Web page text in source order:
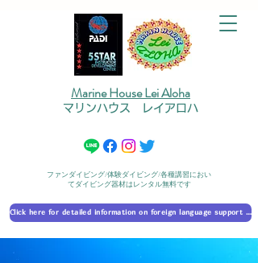
Marine House Lei Aloha
マリンハウス レイアロハ
ファンダイビング/体験ダイビング/各種講習におい
てダイビング器材はレンタル無料です
Click here for detailed information on foreign language support 外国語対応の詳細に​ついて